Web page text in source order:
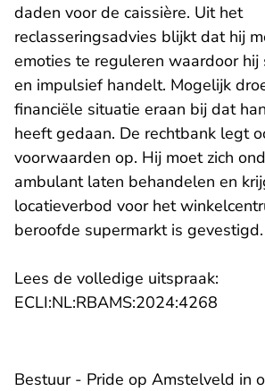
daden voor de caissière. Uit het
reclasseringsadvies blijkt dat hij
emoties te reguleren waardoor
en impulsief handelt. Mogelijk
financiële situatie eraan bij dat
heeft gedaan. De rechtbank legt
voorwaarden op. Hij moet zich
ambulant laten behandelen en
locatieverbod voor het
beroofde supermarkt is gevestigd.
Lees de volledige uitspraak:
ECLI:NL:RBAMS:2024:4268
Bestuur - Pride op Amstelveld in